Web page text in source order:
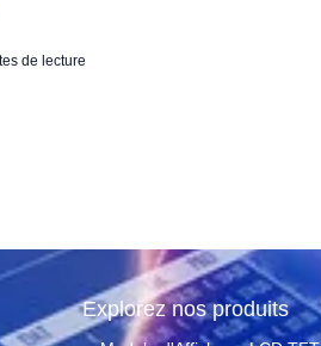
de lecture
Explorez nos produits